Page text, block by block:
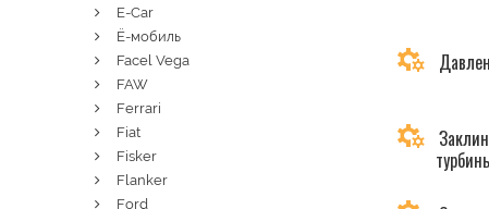
E-Car
Ё-мобиль
Facel Vega
FAW
Ferrari
Fiat
Fisker
Flanker
Ford